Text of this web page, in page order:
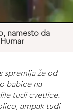
namesto da
spremlja že od
babice na
tudi cvetlice.
ampak tudi